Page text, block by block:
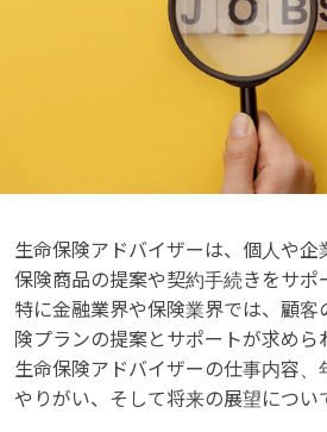
生命保険アドバイザーは、個人や企
保険商品の提案や契約手続きをサポ
特に金融業界や保険業界では、顧客
険プランの提案とサポートが求めら
生命保険アドバイザーの仕事内容、
やりがい、そして将来の展望につい